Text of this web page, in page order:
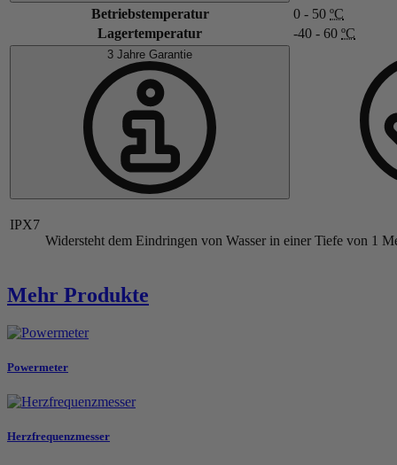
Betriebstemperatur 0 - 50 ºC
Lagertemperatur
-40 - 60 ºC
3 Jahre Garantie
IPX7
Widersteht dem Eindringen von Wasser in einer Tiefe von 1
Mehr Produkte
Powermeter
Herzfrequenzmesser